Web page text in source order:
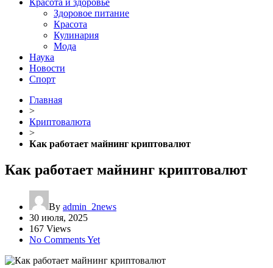
Красота и здоровье
Здоровое питание
Красота
Кулинария
Мода
Наука
Новости
Спорт
Главная
>
Криптовалюта
>
Как работает майнинг криптовалют
Как работает майнинг криптовалют
By admin_2news
30 июля, 2025
167 Views
No Comments Yet